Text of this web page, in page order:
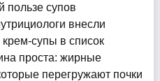
пользе супов
внесли
супы в список
проста: жирные
перегружают почки